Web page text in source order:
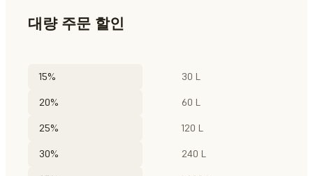
대량 주문 할인
15% 30 L
20% 60 L
25% 120 L
30% 240 L